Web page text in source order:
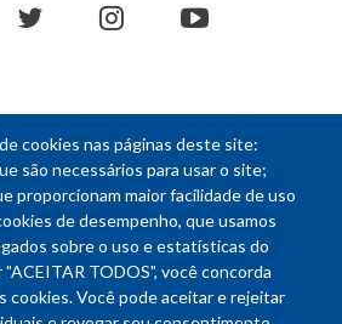
cookies nas páginas deste site:
são necessários para usar o site;
proporcionam maior facilidade de uso
de desempenho, que usamos
sobre o uso e estatísticas do
TODOS", você concorda
cookies. Você pode aceitar e rejeitar
twitter instagramyoutube